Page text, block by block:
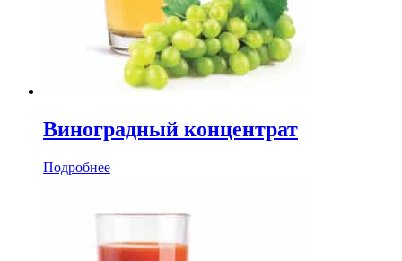
Виноградный концентрат
Подробнее